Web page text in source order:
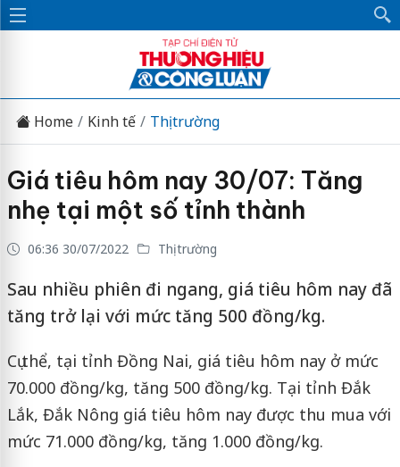
Home Kinh tế Thị trường
Giá tiêu hôm nay 30/07: Tăng
nhẹ tại một số tỉnh thành
06:36 30/07/2022 Thị trường
Sau nhiều phiên đi ngang, giá tiêu hôm nay đã
tăng trở lại với mức tăng 500 đồng/kg.
Cụ thể, tại tỉnh Đồng Nai, giá tiêu hôm nay ở mức
70.000 đồng/kg, tăng 500 đồng/kg. Tại tỉnh Đắk
Lắk, Đắk Nông giá tiêu hôm nay được thu mua với
mức 71.000 đồng/kg, tăng 1.000 đồng/kg.